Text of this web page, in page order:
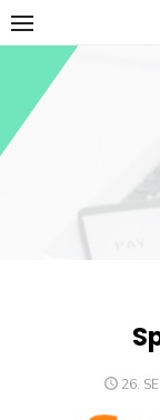
Skip
to
content
26.